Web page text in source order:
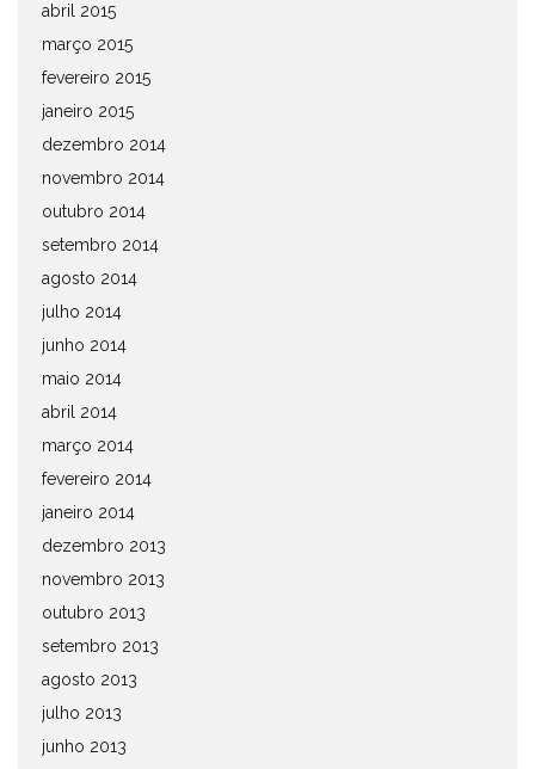
abril 2015
março 2015
fevereiro 2015
janeiro 2015
dezembro 2014
novembro 2014
outubro 2014
setembro 2014
agosto 2014
julho 2014
junho 2014
maio 2014
abril 2014
março 2014
fevereiro 2014
janeiro 2014
dezembro 2013
novembro 2013
outubro 2013
setembro 2013
agosto 2013
julho 2013
junho 2013